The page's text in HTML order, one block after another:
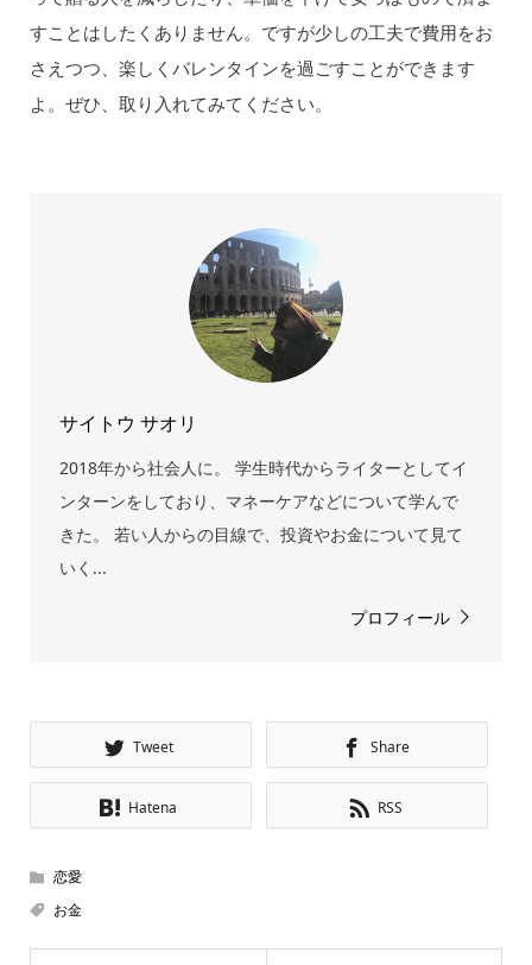
すことはしたくありません。ですが少しの工夫で費用をお
さえつつ、楽しくバレンタインを過ごすことができます
よ。ぜひ、取り入れてみてください。
サイトウ サオリ
2018年から社会人に。 学生時代からライターとしてイ
ンターンをしており、マネーケアなどについて学んで
きた。 若い人からの目線で、投資やお金について見て
いく...
プロフィール
Tweet Share
Hatena RSS
恋愛
お金